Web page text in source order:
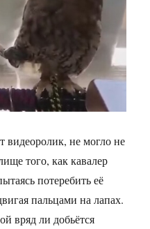
видеоролик, не могло не
того, как кавалер
потеребить её
пальцами на лапах.
вряд ли добьётся